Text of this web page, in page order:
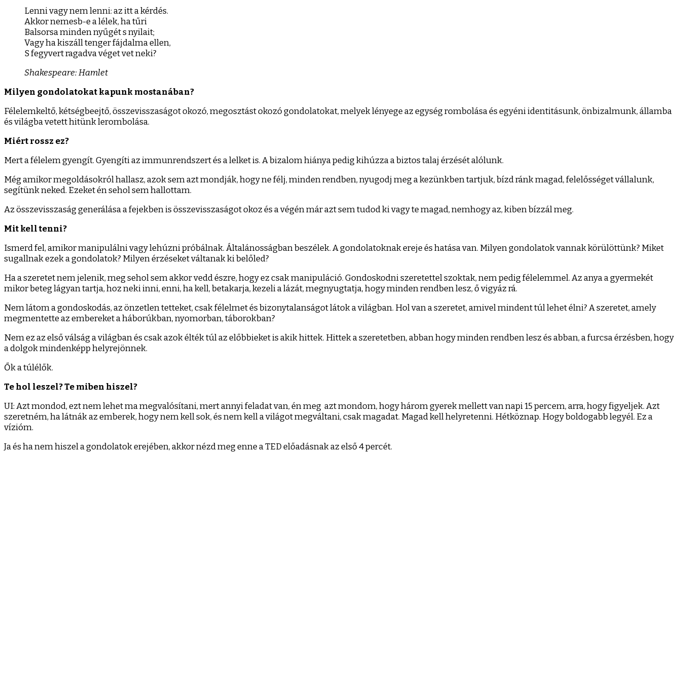
Lenni vagy nem lenni: az itt a kérdés.
Akkor nemesb-e a lélek, ha tűri
Balsorsa minden nyűgét s nyilait;
Vagy ha kiszáll tenger fájdalma ellen,
S fegyvert ragadva véget vet neki?
Shakespeare: Hamlet
Milyen gondolatokat kapunk mostanában?
Félelemkeltő, kétségbeejtő, összevisszaságot okozó, megosztást okozó gondolatokat, melyek lényege az egység rombolása és egyéni identitásunk, önbizalmunk, államba
és világba vetett hitünk lerombolása.
Miért rossz ez?
Mert a félelem gyengít. Gyengíti az immunrendszert és a lelket is. A bizalom hiánya pedig kihúzza a biztos talaj érzését alólunk.
Még amikor megoldásokról hallasz, azok sem azt mondják, hogy ne félj, minden rendben, nyugodj meg a kezünkben tartjuk, bízd ránk magad, felelősséget vállalunk,
segítünk neked. Ezeket én sehol sem hallottam.
Az összevisszaság generálása a fejekben is összevisszaságot okoz és a végén már azt sem tudod ki vagy te magad, nemhogy az, kiben bízzál meg.
Mit kell tenni?
Ismerd fel, amikor manipulálni vagy lehúzni próbálnak. Általánosságban beszélek. A gondolatoknak ereje és hatása van. Milyen gondolatok vannak körülöttünk? Miket
sugallnak ezek a gondolatok? Milyen érzéseket váltanak ki belőled?
Ha a szeretet nem jelenik, meg sehol sem akkor vedd észre, hogy ez csak manipuláció. Gondoskodni szeretettel szoktak, nem pedig félelemmel. Az anya a gyermekét
mikor beteg lágyan tartja, hoz neki inni, enni, ha kell, betakarja, kezeli a lázát, megnyugtatja, hogy minden rendben lesz, ő vigyáz rá.
Nem látom a gondoskodás, az önzetlen tetteket, csak félelmet és bizonytalanságot látok a világban. Hol van a szeretet, amivel mindent túl lehet élni? A szeretet, amely
megmentette az embereket a háborúkban, nyomorban, táborokban?
Nem ez az első válság a világban és csak azok élték túl az előbbieket is akik hittek. Hittek a szeretetben, abban hogy minden rendben lesz és abban, a furcsa érzésben, hogy
a dolgok mindenképp helyrejönnek.
Ők a túlélők.
Te hol leszel? Te miben hiszel?
UI: Azt mondod, ezt nem lehet ma megvalósítani, mert annyi feladat van, én meg azt mondom, hogy három gyerek mellett van napi 15 percem, arra, hogy figyeljek. Azt
szeretném, ha látnák az emberek, hogy nem kell sok, és nem kell a világot megváltani, csak magadat. Magad kell helyretenni. Hétköznap. Hogy boldogabb legyél. Ez a
vízióm.
Ja és ha nem hiszel a gondolatok erejében, akkor nézd meg enne a TED előadásnak az első 4 percét.